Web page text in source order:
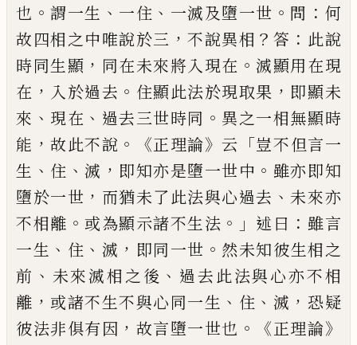
也 。謂一生 、 一住 、 一滅及墮一世 。 問 ： 何
故四相之中唯說於三 ，不說異相 ？ 答 ： 此說
時同生顯 ， 同在未來將入現在 。滅顯用在現
在 ， 入於過去 。 住顯此法於現取果 ， 即顯未
來 、 現在 、 過去三世時同 。 異之一相無顯時
能 ，故此不說 。《正理論》 云 「豈不但言一
生 、 住 、滅 ， 即知亦是墮一世中 。 雖亦即知
墮於一世 ， 而猶未了此法與心過去 、 未來亦
不相離 。 或為顯示諸不生法 。」 述曰 ：雖言
一生 、 住 、 滅 ， 即同一世 。 然未知彼生相之
前 、 未來滅相之後 、 過去此法與心亦不相
離 ， 或諸不生不與心同一生 、 住 、 滅 ， 恐疑
彼法非俱有因 ， 故言墮一世也 。《正理論》